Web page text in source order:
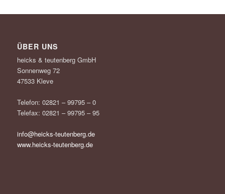
ÜBER UNS
heicks & teutenberg GmbH
Sonnenweg 72
47533 Kleve
Telefon: 02821 – 99795 – 0
Telefax: 02821 – 99795 – 95
info@heicks-teutenberg.de
www.heicks-teutenberg.de